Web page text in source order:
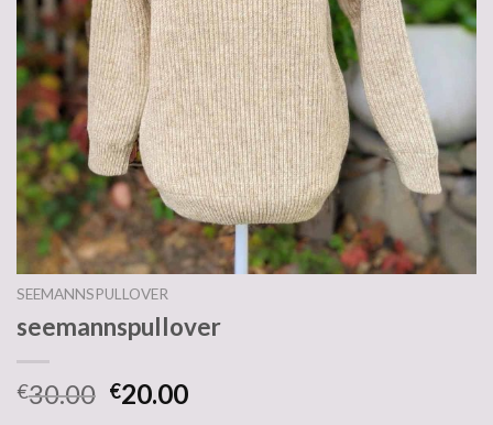
SEEMANNSPULLOVER
seemannspullover
€30.00 €20.00